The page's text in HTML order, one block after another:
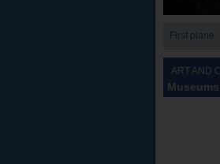
First plane
ART AND
Museums